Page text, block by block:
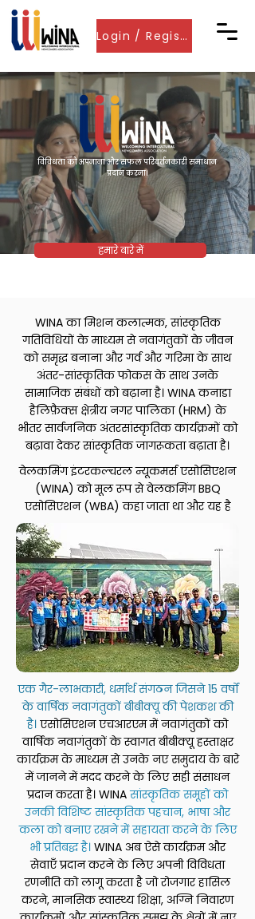
Login / Register
विविधता को अपनाना और सफल परिवर्तनकारी समाधान
प्रदान करना।
हमारे बारे में
WINA का मिशन कलात्मक, सांस्कृतिक
गतिविधियों के माध्यम से नवागंतुकों के जीवन
को समृद्ध बनाना और गर्व और गरिमा के साथ
अंतर-सांस्कृतिक फोकस के साथ उनके
सामाजिक संबंधों को बढ़ाना है। WINA कनाडा
हैलिफ़ैक्स क्षेत्रीय नगर पालिका (HRM) के
भीतर सार्वजनिक अंतरसांस्कृतिक कार्यक्रमों को
बढ़ावा देकर सांस्कृतिक जागरूकता बढ़ाता है।
वेलकमिंग इंटरकल्चरल न्यूकमर्स एसोसिएशन
(WINA) को मूल रूप से वेलकमिंग BBQ
एसोसिएशन (WBA) कहा जाता था और यह है
एक गैर-लाभकारी, धर्मार्थ संगठन जिसने 15 वर्षों
के वार्षिक नवागंतुकों बीबीक्यू की पेशकश की
है। एसोसिएशन एचआरएम में नवागंतुकों को
वार्षिक नवागंतुकों के स्वागत बीबीक्यू हस्ताक्षर
कार्यक्रम के माध्यम से उनके नए समुदाय के बारे
में जानने में मदद करने के लिए सही संसाधन
प्रदान करता है। WINAसांस्कृतिक समूहों को
उनकी विशिष्ट सांस्कृतिक पहचान, भाषा और
कला को बनाए रखने में सहायता करने के लिए
भी प्रतिबद्ध है। WINA अब ऐसे कार्यक्रम और
सेवाएँ प्रदान करने के लिए अपनी विविधता
रणनीति को लागू करता है जो रोजगार हासिल
करने, मानसिक स्वास्थ्य शिक्षा, अग्नि निवारण